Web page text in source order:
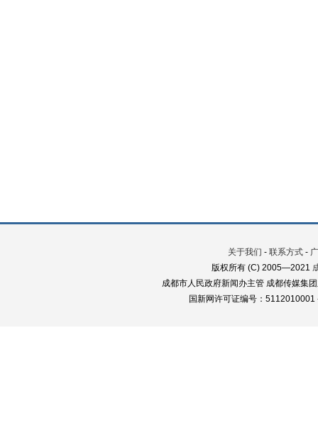
关于我们 - 联系方式 -
版权所有 (C) 2005—2021
成都市人民政府新闻办主管 成都传媒集
国新网许可证编号：